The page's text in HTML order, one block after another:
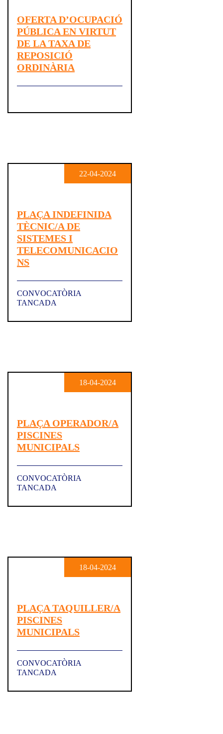
OFERTA D’OCUPACIÓ
PÚBLICA EN VIRTUT
DE LA TAXA DE
REPOSICIÓ
ORDINÀRIA
22-04-2024
PLAÇA INDEFINIDA
TÈCNIC/A DE
SISTEMES I
TELECOMUNICACIO
NS
CONVOCATÒRIA
TANCADA
18-04-2024
PLAÇA OPERADOR/A
PISCINES
MUNICIPALS
CONVOCATÒRIA
TANCADA
18-04-2024
PLAÇA TAQUILLER/A
PISCINES
MUNICIPALS
CONVOCATÒRIA
TANCADA